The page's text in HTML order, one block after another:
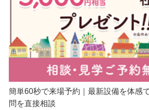
簡単60秒で来場予約｜最新設備を体感
問を直接相談